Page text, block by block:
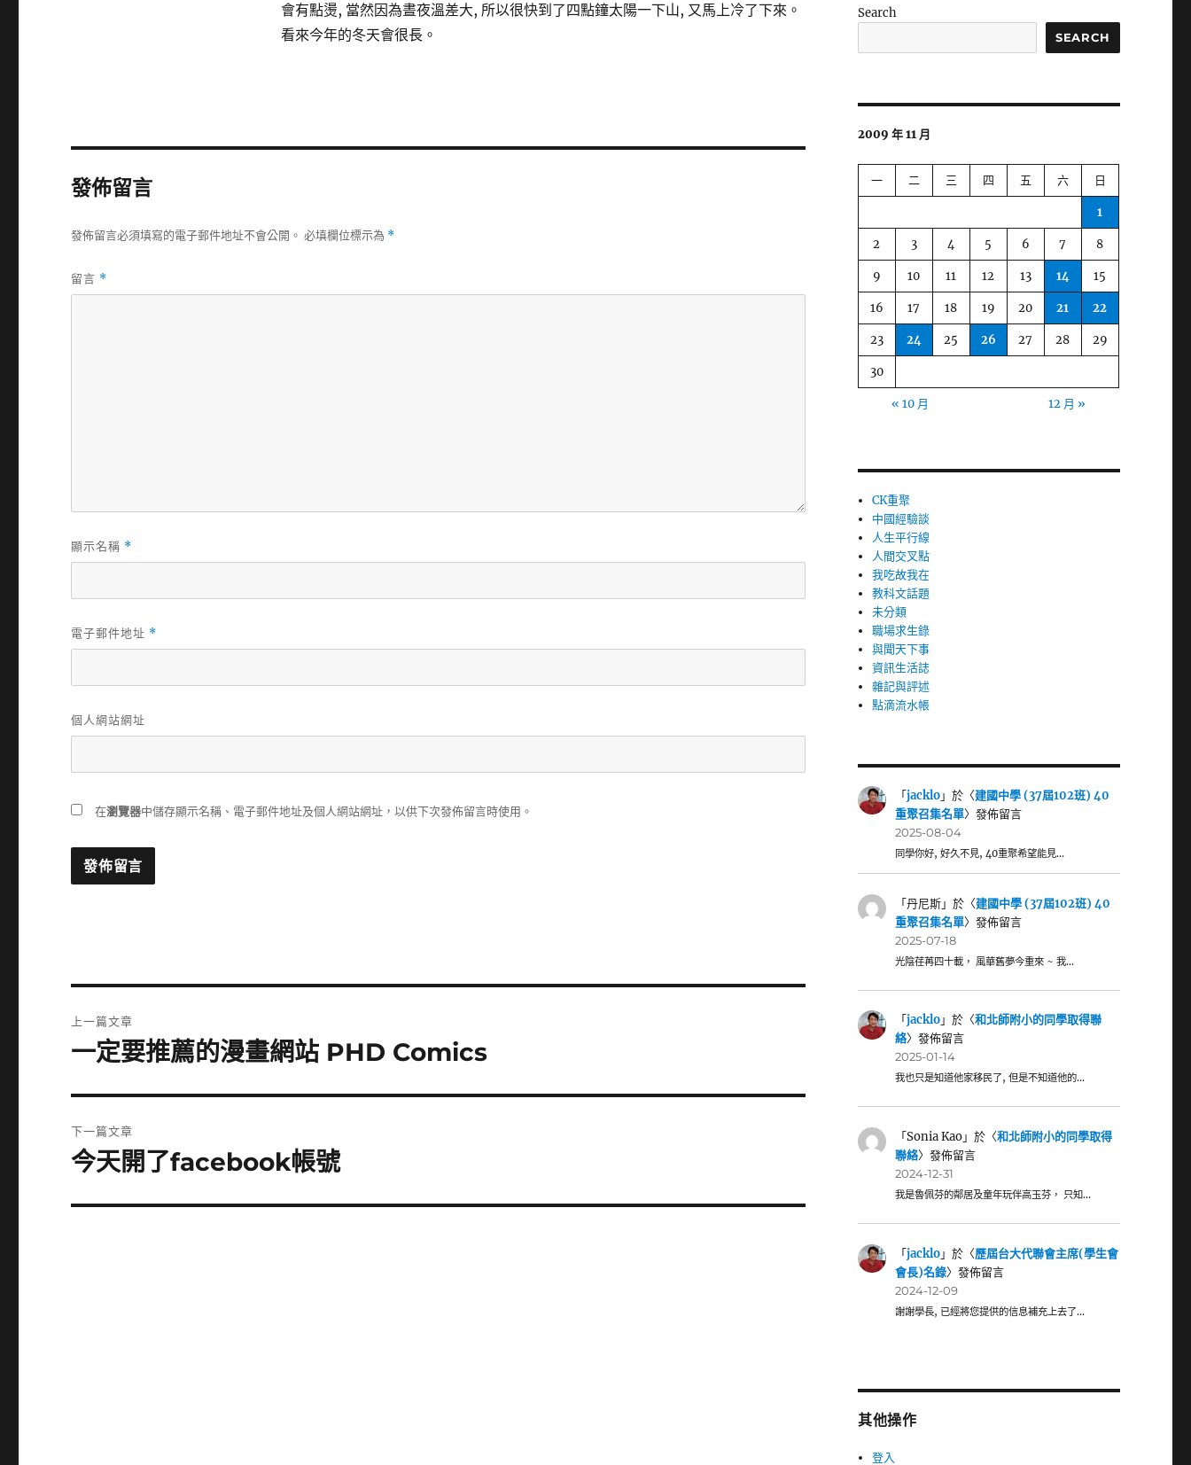
會有點燙, 當然因為晝夜溫差大, 所以很快到了四點鐘太陽一下山, 又馬上冷了下來。
看來今年的冬天會很長。
發佈留言
發佈留言必須填寫的電子郵件地址不會公開。 必填欄位標示為 *
留言 *
顯示名稱 *
電子郵件地址 *
個人網站網址
在瀏覽器中儲存顯示名稱、電子郵件地址及個人網站網址，以供下次發佈留言時使用。
章
上一篇文章
上
篇
文
章:
一定要推薦的漫畫網站 PHD Comics
下一篇文章
下
篇
今天開了facebook帳號
Search
SEARCH
2009 年 11 月
一 二 三 四 五 六 日
1
2 3 4 5 6 7 8
9 10 11 12 13 14 15
16 17 18 19 20 21 22
23 24 25 26 27 28 29
30
« 10 月 12 月 »
CK重聚
中國經驗談
人生平行線
人間交叉點
我吃故我在
教科文話題
未分類
職場求生錄
與聞天下事
資訊生活誌
雜記與評述
點滴流水帳
「jacklo」於〈建國中學 (37屆102班) 40
重聚召集名單〉發佈留言
2025-08-04
同學你好, 好久不見, 40重聚希望能見…
「丹尼斯」於〈建國中學 (37屆102班) 40
重聚召集名單〉發佈留言
2025-07-18
光陰荏苒四十載， 風華舊夢今重來 ~ 我…
「jacklo」於〈和北師附小的同學取得聯
絡〉發佈留言
2025-01-14
我也只是知道他家移民了, 但是不知道他的…
「Sonia Kao」於〈和北師附小的同學取得
聯絡〉發佈留言
2024-12-31
我是魯佩芬的鄰居及童年玩伴高玉芬， 只知…
「jacklo」於〈歷屆台大代聯會主席(學生會
會長)名錄〉發佈留言
2024-12-09
謝謝學長, 已經將您提供的信息補充上去了…
其他操作
登入